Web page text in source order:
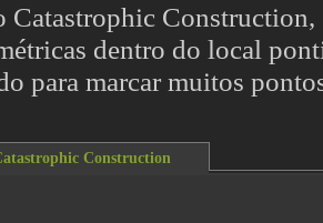
Catastrophic
dentro do local
para marcar muitos
Construction